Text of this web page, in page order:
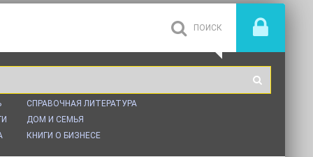
СПРАВОЧНАЯ ЛИТЕРАТУРА
ДОМ И СЕМЬЯ
КНИГИ О БИЗНЕСЕ